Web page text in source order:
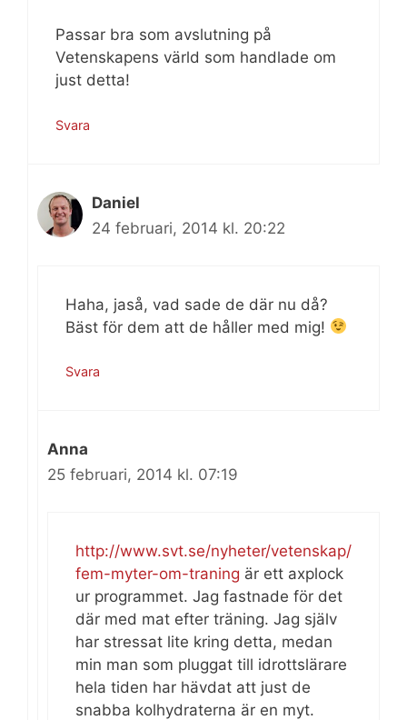
Passar bra som avslutning på
Vetenskapens värld som handlade om
just detta!
Svara
Daniel
24 februari, 2014 kl. 20:22
Haha, jaså, vad sade de där nu då?
Bäst för dem att de håller med mig!
Svara
Anna
25 februari, 2014 kl. 07:19
http://www.svt.se/nyheter/vetenskap/
fem-myter-om-traning är ett axplock
ur programmet. Jag fastnade för det
där med mat efter träning. Jag själv
har stressat lite kring detta, medan
min man som pluggat till idrottslärare
hela tiden har hävdat att just de
snabba kolhydraterna är en myt.